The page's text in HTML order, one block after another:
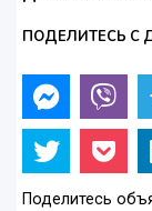
ПОДЕЛИТЕСЬ С
Поделитесь